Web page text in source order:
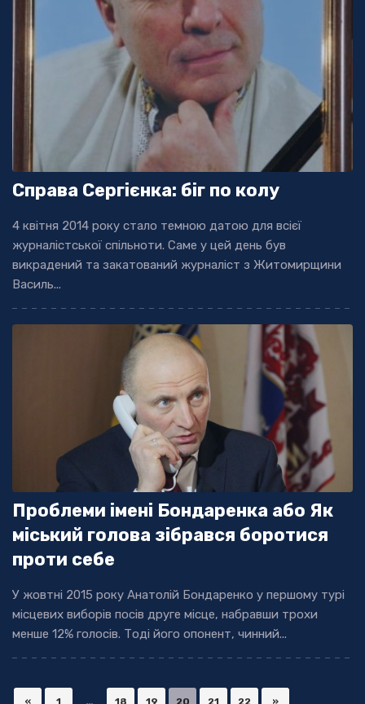
Справа Сергієнка: біг по колу
4 квітня 2014 року стало темною датою для всієї
журналістської спільноти. Саме у цей день був
викрадений та закатований журналіст з Житомирщини
Василь...
Проблеми імені Бондаренка або Як
міський голова зібрався боротися
проти себе
У жовтні 2015 року Анатолій Бондаренко у першому турі
місцевих виборів посів друге місце, набравши трохи
менше 12% голосів. Тоді його опонент, чинний...
« 1 … 18 19 20 21 22 »